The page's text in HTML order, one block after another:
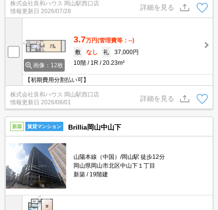
株式会社良和ハウス 岡山駅西口店
情報更新日 2026/07/28
詳細を見る
画像：12枚
3.7万円(管理費等：--)
敷
なし 礼
37,000円
10階
1R 20.23m²
【初期費用分割払い可】
株式会社良和ハウス 岡山駅西口店
情報更新日 2026/08/01
詳細を見る
新築 賃貸マンション Brillia岡山中山下
山陽本線（中国）/岡山駅 徒歩12分
岡山県岡山市北区中山下１丁目
新築
19階建